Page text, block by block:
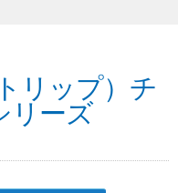
リップ）チ
リーズ